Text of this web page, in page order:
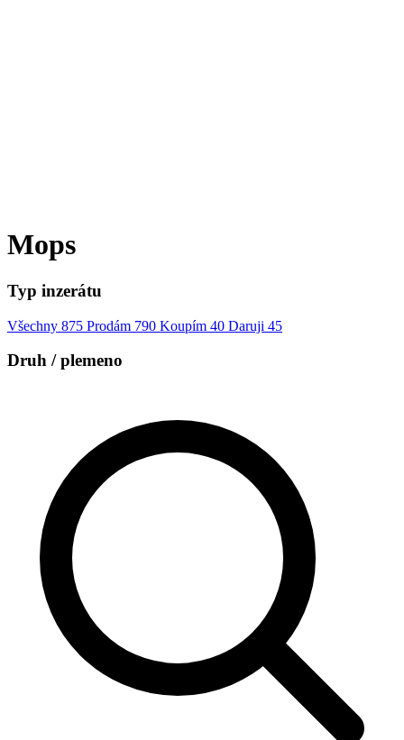
Mops
Typ inzerátu
Všechny 875 Prodám 790 Koupím 40 Daruji 45
Druh / plemeno